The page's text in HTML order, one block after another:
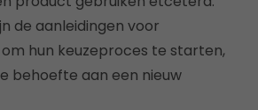
de aanleidingen voor
hun keuzeproces te starten,
behoefte aan een nieuw